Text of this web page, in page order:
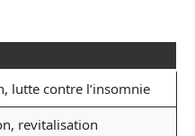
lutte contre l’insomnie
revitalisation